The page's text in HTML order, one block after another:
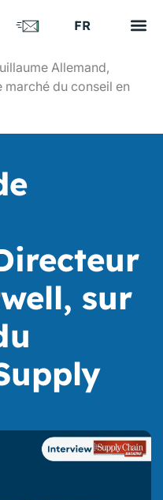
FR
EN
Allemand,
marché du conseil en
sur